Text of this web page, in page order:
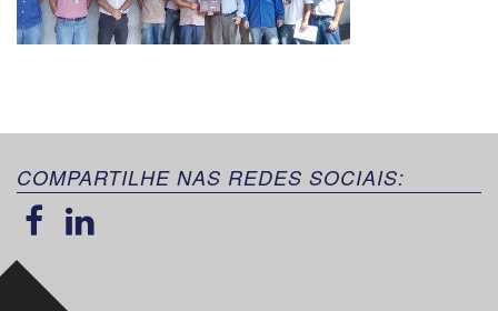
COMPARTILHE NAS REDES SOCIAIS: